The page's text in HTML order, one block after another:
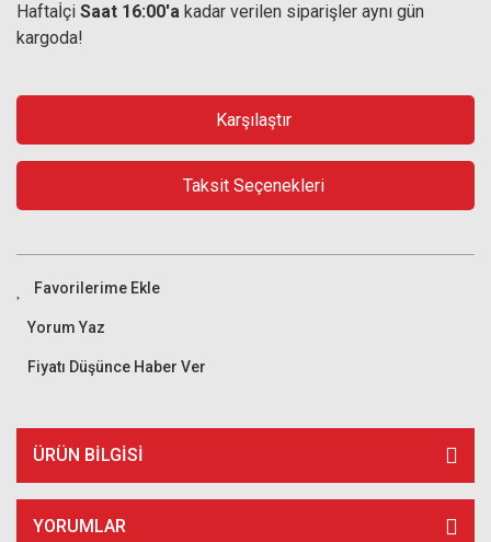
Haftaİçi Saat 16:00'a kadar verilen siparişler aynı gün
kargoda!
Karşılaştır
Taksit Seçenekleri
Yorum Yaz
Fiyatı Düşünce Haber Ver
ÜRÜN BILGISI
YORUMLAR